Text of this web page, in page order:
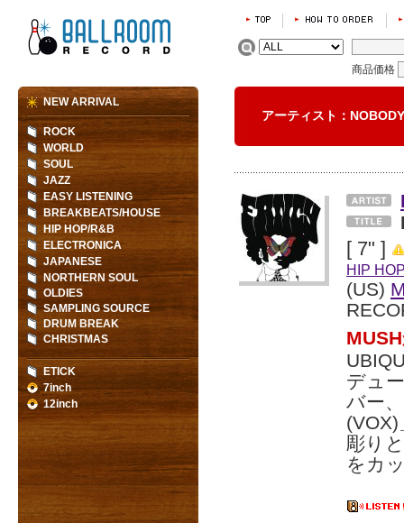
商品価格
アーティスト：
[ 7" ]
HIP
(US)
デュ
バー
彫り
をカ
NEW ARRIVAL
ROCK
WORLD
SOUL
JAZZ
EASY LISTENING
BREAKBEATS/HOUSE
HIP HOP/R&B
ELECTRONICA
JAPANESE
NORTHERN SOUL
OLDIES
SAMPLING SOURCE
DRUM BREAK
CHRISTMAS
ETICK
7inch
12inch